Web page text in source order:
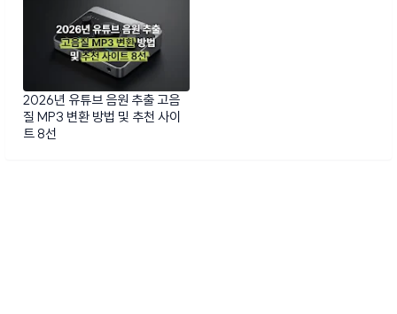
2026년 유튜브 음원 추출 고음
질 MP3 변환 방법 및 추천 사이
트 8선